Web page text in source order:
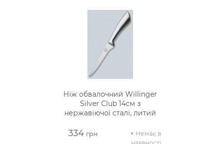
Ніж обвалочний Willinger
Silver Club 14см з
нержавіючої сталі, литий
334 грн
Немає в